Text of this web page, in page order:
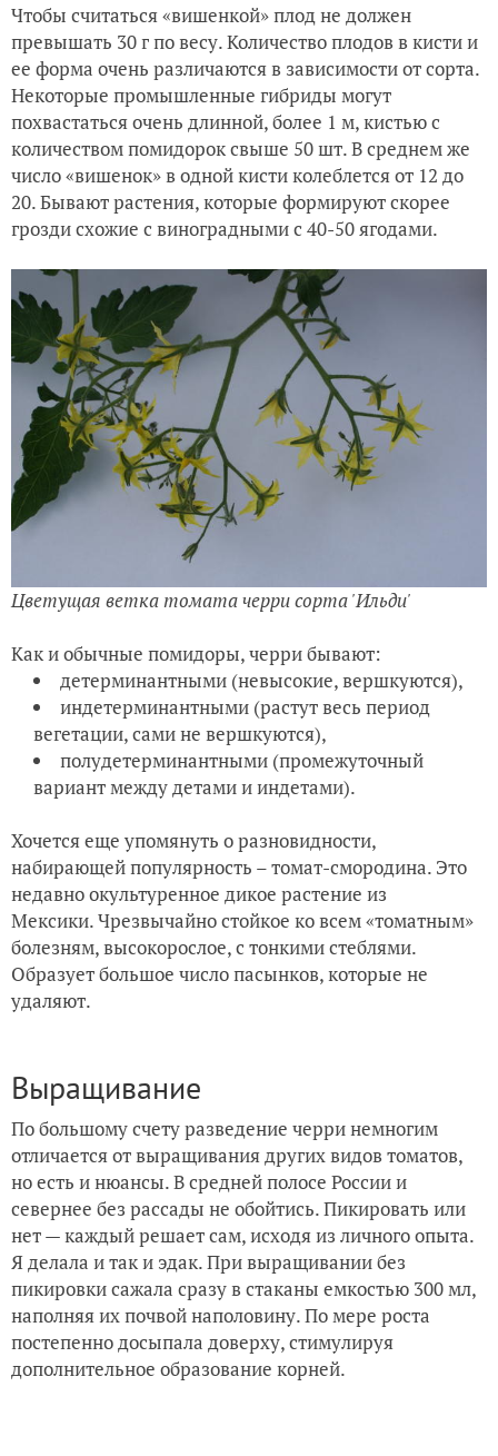
Чтобы считаться «вишенкой» плод не должен
превышать 30 г по весу. Количество плодов в кисти и
ее форма очень различаются в зависимости от сорта.
Некоторые промышленные гибриды могут
похвастаться очень длинной, более 1 м, кистью с
количеством помидорок свыше 50 шт. В среднем же
число «вишенок» в одной кисти колеблется от 12 до
20. Бывают растения, которые формируют скорее
грозди схожие с виноградными с 40-50 ягодами.
Цветущая ветка томата черри сорта 'Ильди'
Как и обычные помидоры, черри бывают:
детерминантными (невысокие, вершкуются),
индетерминантными (растут весь период
вегетации, сами не вершкуются),
полудетерминантными (промежуточный
вариант между детами и индетами).
Хочется еще упомянуть о разновидности,
набирающей популярность – томат-смородина. Это
недавно окультуренное дикое растение из
Мексики. Чрезвычайно стойкое ко всем «томатным»
болезням, высокорослое, с тонкими стеблями.
Образует большое число пасынков, которые не
удаляют.
Выращивание
По большому счету разведение черри немногим
отличается от выращивания других видов томатов,
но есть и нюансы. В средней полосе России и
севернее без рассады не обойтись. Пикировать или
нет — каждый решает сам, исходя из личного опыта.
Я делала и так и эдак. При выращивании без
пикировки сажала сразу в стаканы емкостью 300 мл,
наполняя их почвой наполовину. По мере роста
постепенно досыпала доверху, стимулируя
дополнительное образование корней.